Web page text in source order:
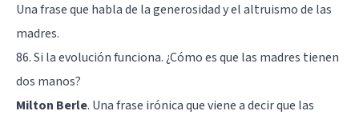
Una frase que habla de la generosidad y el altruismo de las
madres.
86. Si la evolución funciona. ¿Cómo es que las madres tienen
dos manos?
Milton Berle. Una frase irónica que viene a decir que las